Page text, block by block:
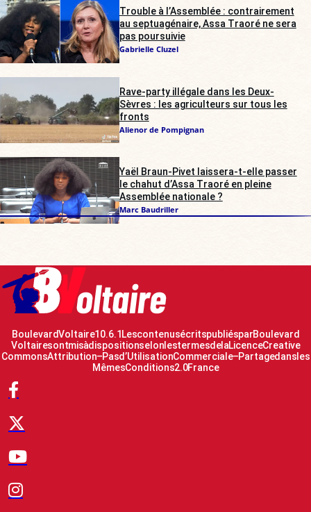
Trouble à l’Assemblée : contrairement
au septuagénaire, Assa Traoré ne sera
pas poursuivie
Gabrielle Cluzel
Rave-party illégale dans les Deux-
Sèvres : les agriculteurs sur tous les
fronts
Alienor de Pompignan
Yaël Braun-Pivet laissera-t-elle passer
le chahut d’Assa Traoré en pleine
Assemblée nationale ?
Marc Baudriller
Boulevard Voltaire 10.6.1 Les contenus écrits publiés par Boulevard
Voltaire sont mis à disposition selon les termes de la Licence Creative
Commons Attribution – Pas d’Utilisation Commerciale – Partage dans les
Mêmes Conditions 2.0 France